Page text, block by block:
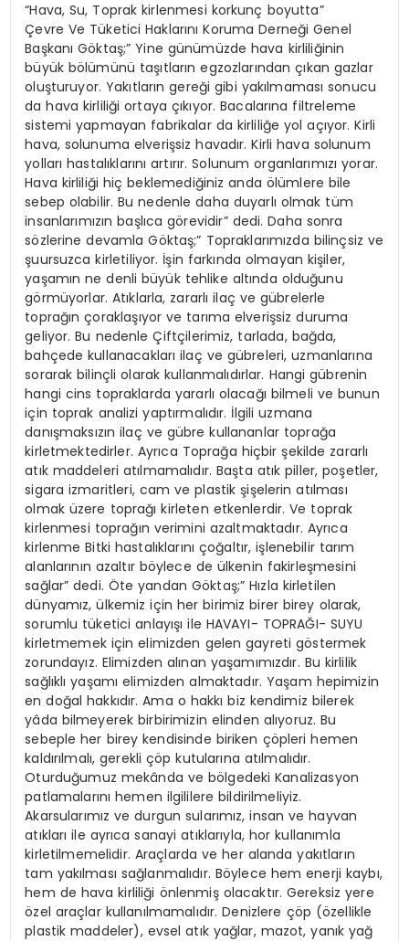
“Hava, Su, Toprak kirlenmesi korkunç boyutta”
Çevre Ve Tüketici Haklarını Koruma Derneği Genel
Başkanı Göktaş;” Yine günümüzde hava kirliliğinin
büyük bölümünü taşıtların egzozlarından çıkan gazlar
oluşturuyor. Yakıtların gereği gibi yakılmaması sonucu
da hava kirliliği ortaya çıkıyor. Bacalarına filtreleme
sistemi yapmayan fabrikalar da kirliliğe yol açıyor. Kirli
hava, solunuma elverişsiz havadır. Kirli hava solunum
yolları hastalıklarını artırır. Solunum organlarımızı yorar.
Hava kirliliği hiç beklemediğiniz anda ölümlere bile
sebep olabilir. Bu nedenle daha duyarlı olmak tüm
insanlarımızın başlıca görevidir” dedi. Daha sonra
sözlerine devamla Göktaş;” Topraklarımızda bilinçsiz ve
şuursuzca kirletiliyor. İşin farkında olmayan kişiler,
yaşamın ne denli büyük tehlike altında olduğunu
görmüyorlar. Atıklarla, zararlı ilaç ve gübrelerle
toprağın çoraklaşıyor ve tarıma elverişsiz duruma
geliyor. Bu nedenle Çiftçilerimiz, tarlada, bağda,
bahçede kullanacakları ilaç ve gübreleri, uzmanlarına
sorarak bilinçli olarak kullanmalıdırlar. Hangi gübrenin
hangi cins topraklarda yararlı olacağı bilmeli ve bunun
için toprak analizi yaptırmalıdır. İlgili uzmana
danışmaksızın ilaç ve gübre kullananlar toprağa
kirletmektedirler. Ayrıca Toprağa hiçbir şekilde zararlı
atık maddeleri atılmamalıdır. Başta atık piller, poşetler,
sigara izmaritleri, cam ve plastik şişelerin atılması
olmak üzere toprağı kirleten etkenlerdir. Ve toprak
kirlenmesi toprağın verimini azaltmaktadır. Ayrıca
kirlenme Bitki hastalıklarını çoğaltır, işlenebilir tarım
alanlarının azaltır böylece de ülkenin fakirleşmesini
sağlar” dedi. Öte yandan Göktaş;” Hızla kirletilen
dünyamız, ülkemiz için her birimiz birer birey olarak,
sorumlu tüketici anlayışı ile HAVAYI- TOPRAĞI- SUYU
kirletmemek için elimizden gelen gayreti göstermek
zorundayız. Elimizden alınan yaşamımızdır. Bu kirlilik
sağlıklı yaşamı elimizden almaktadır. Yaşam hepimizin
en doğal hakkıdır. Ama o hakkı biz kendimiz bilerek
yâda bilmeyerek birbirimizin elinden alıyoruz. Bu
sebeple her birey kendisinde biriken çöpleri hemen
kaldırılmalı, gerekli çöp kutularına atılmalıdır.
Oturduğumuz mekânda ve bölgedeki Kanalizasyon
patlamalarını hemen ilgililere bildirilmeliyiz.
Akarsularımız ve durgun sularımız, insan ve hayvan
atıkları ile ayrıca sanayi atıklarıyla, hor kullanımla
kirletilmemelidir. Araçlarda ve her alanda yakıtların
tam yakılması sağlanmalıdır. Böylece hem enerji kaybı,
hem de hava kirliliği önlenmiş olacaktır. Gereksiz yere
özel araçlar kullanılmamalıdır. Denizlere çöp (özellikle
plastik maddeler), evsel atık yağlar, mazot, yanık yağ